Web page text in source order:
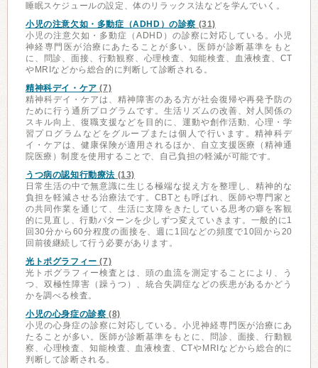
睡眠スケジュールの設定、体のリラックス法などを学んでいく。
小児の注意欠如・多動症（ADHD）の診察 (31)
小児の注意欠如・多動症（ADHD）の診察に対応している。小児
神経専門医が治療にあたることが多い。医師が診断基準をもと
に、問診、面接、行動観察、心理検査、知能検査、血液検査、CT
やMRIなどから総合的に判断して診断される。
精神科デイ・ケア (7)
精神科デイ・ケアは、精神障害のある方が社会復帰や再発予防の
ために行う通所プログラムです。生活リズムの改善、対人関係の
スキル向上、復職支援などを目的に、運動や創作活動、心理・学
習プログラムなどをグループまたは個人で行います。精神科デ
イ・ケアは、健康保険が適用されるほか、自立支援医療（精神通
院医療）制度を使用することで、自己負担の軽減が可能です。
うつ病の認知行動療法 (13)
日常生活の中で無意識に生じる極端な捉え方を整理し、精神的な
負担を軽減させる治療法です。CBTとも呼ばれ、医師や専門家と
の共同作業を通じて、生活に支障をきたしている思考の癖を客観
的に見直し、行動パターンを少しずつ変えていきます。一般的に1
回30分から60分程度の面接を、週に1回などの頻度で10回から20
回前後継続して行う必要があります。
光トポグラフィー (7)
光トポグラフィー検査とは、頭の血流を測定することにより、う
つ、双極性障害（躁うつ）、統合失調症などの疾患があるかどう
かを調べる検査。
小児の心身症の診察 (8)
小児の心身症の診察に対応している。小児神経専門医が治療にあ
たることが多い。医師が診断基準をもとに、問診、面接、行動観
察、心理検査、知能検査、血液検査、CTやMRIなどから総合的に
判断して診断される。